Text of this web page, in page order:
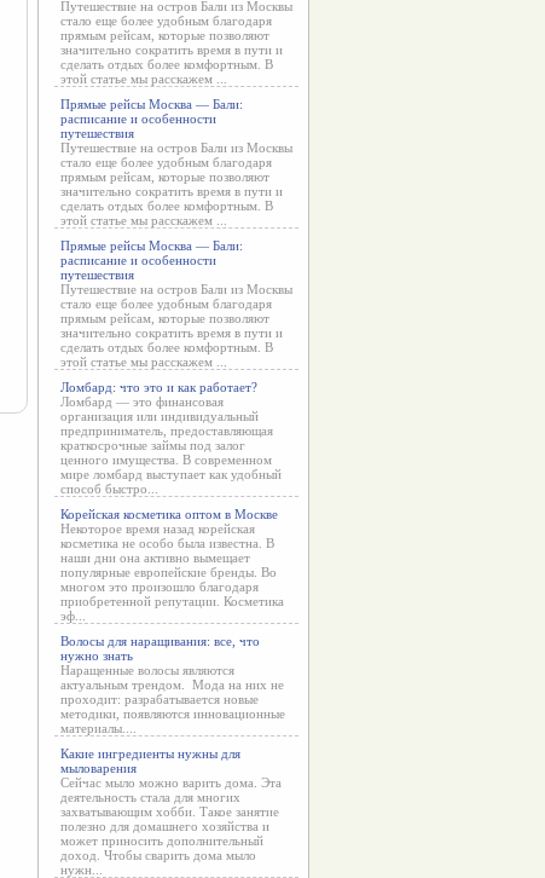
Путешествие на остров Бали из Москвы
стало еще более удобным благодаря
прямым рейсам, которые позволяют
значительно сократить время в пути и
сделать отдых более комфортным. В
этой статье мы расскажем ...
Прямые рейсы Москва — Бали:
расписание и особенности
путешествия
Путешествие на остров Бали из Москвы
стало еще более удобным благодаря
прямым рейсам, которые позволяют
значительно сократить время в пути и
сделать отдых более комфортным. В
этой статье мы расскажем ...
Прямые рейсы Москва — Бали:
расписание и особенности
путешествия
Путешествие на остров Бали из Москвы
стало еще более удобным благодаря
прямым рейсам, которые позволяют
значительно сократить время в пути и
сделать отдых более комфортным. В
этой статье мы расскажем ...
Ломбард: что это и как работает?
Ломбард — это финансовая
организация или индивидуальный
предприниматель, предоставляющая
краткосрочные займы под залог
ценного имущества. В современном
мире ломбард выступает как удобный
способ быстро...
Корейская косметика оптом в Москве
Некоторое время назад корейская
косметика не особо была известна. В
наши дни она активно вымещает
популярные европейские бренды. Во
многом это произошло благодаря
приобретенной репутации. Косметика
эф...
Волосы для наращивания: все, что
нужно знать
Наращенные волосы являются
актуальным трендом. Мода на них не
проходит: разрабатывается новые
методики, появляются инновационные
материалы....
Какие ингредиенты нужны для
мыловарения
Сейчас мыло можно варить дома. Эта
деятельность стала для многих
захватывающим хобби. Такое занятие
полезно для домашнего хозяйства и
может приносить дополнительный
доход. Чтобы сварить дома мыло
нужн...